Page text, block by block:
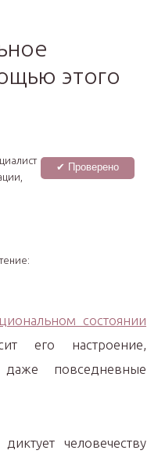
этого
✔ Проверено
состоянии
его настроение,
повседневные
человечеству